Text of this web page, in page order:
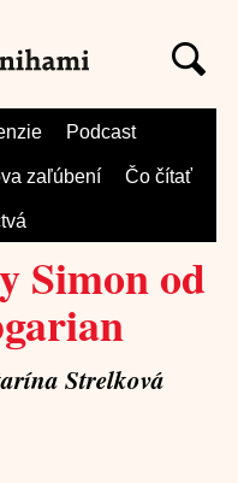
Podcast
zaľúbení Čo čítať
Simon od
Strelková